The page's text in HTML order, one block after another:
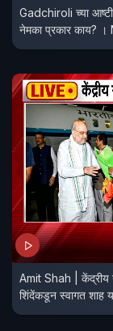
Gadchiroli च्या
नेमका प्रकार काय? ।
Amit Shah | केंद्रीय
शिंदेंकडून स्वागत शाह